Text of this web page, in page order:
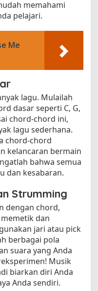
memahami
pelajari.
Me
lagu. Mulailah
dasar seperti C, G,
chord-chord ini,
lagu sederhana.
chord-chord
kelancaran bermain
bahwa semua
dan kesabaran.
Strumming
dengan chord,
dan
jari atau pick
berbagai pola
suara yang Anda
Musik
biarkan diri Anda
Anda sendiri.